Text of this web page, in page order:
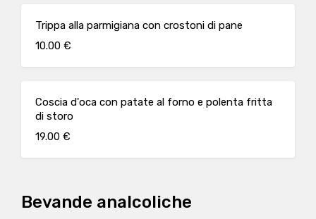
Trippa alla parmigiana con crostoni di pane
10.00 €
Coscia d'oca con patate al forno e polenta fritta
di storo
19.00 €
Bevande analcoliche